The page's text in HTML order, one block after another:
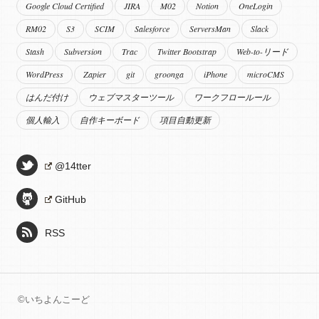
Google Cloud Certified JIRA M02 Notion
OneLogin
RM02
S3 SCIM Salesforce ServersMan
Slack
Stash
Subversion Trac Twitter Bootstrap
Web-to-リード
WordPress
Zapier git groonga iPhone
microCMS
はんだ付け
ウェブマスターツール
ワークフロールール
個人輸入
自作キーボード 項目自動更新
@14tter
GitHub
RSS
©いちよんこーど